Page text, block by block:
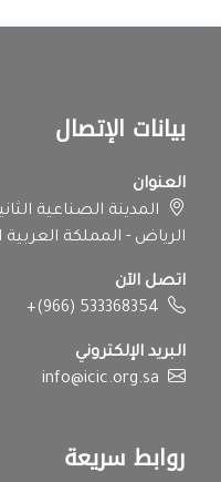
بيانات الإتصال
العنوان
الرياض - المملكة
اتصل الآن
+(966) 533368354
البريد الإلكتروني
info@icic.org.sa
روابط سريعة